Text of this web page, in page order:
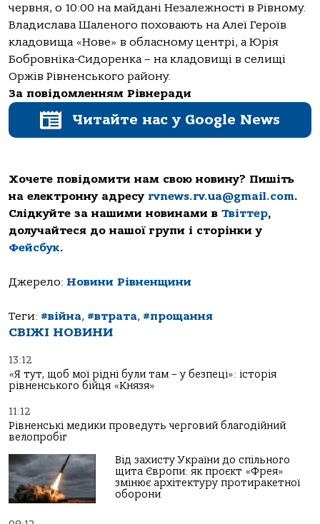
червня, о 10:00 на майдані Незалежності в Рівному.
Владислава Шаленого поховають на Алеї Героїв
кладовища «Нове» в обласному центрі, а Юрія
Бобровніка-Сидоренка – на кладовищі в селищі
Оржів Рівненського району.
За повідомленням Рівнеради
Читайте нас у Google News
Хочете повідомити нам свою новину? Пишіть
на електронну адресу rvnews.rv.ua@gmail.com.
Слідкуйте за нашими новинами в Твіттер,
долучайтеся до нашої групи і сторінки у
Фейсбук.
Джерело: Новини Рівненщини
Теги: #війна, #втрата, #прощання
СВІЖІ НОВИНИ
13:12
«Я тут, щоб мої рідні були там – у безпеці»: історія
рівненського бійця «Князя»
11:12
Рівненські медики проведуть черговий благодійний
велопробіг
Від захисту України до спільного
щита Європи: як проєкт «Фрея»
змінює архітектуру протиракетної
оборони